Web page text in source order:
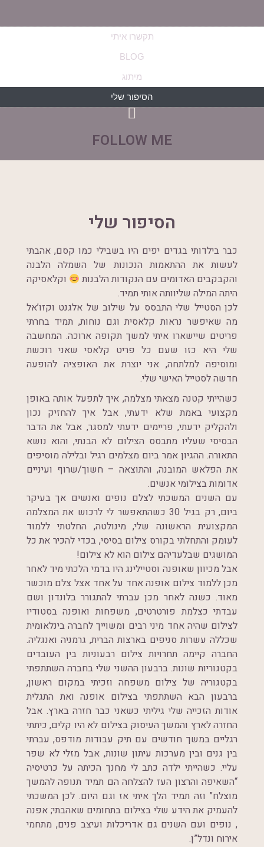
תקשרו איתי
BLOG
מיתוג
הסיפור שלי
FOLLOW ME
הסיפור שלי
כבר בילדותי בגדים יפים היו בשבילי כמו קסם, אהבתי
לעשות את ההתאמות הנכונות של השמלה הלבנה
והקבקבים האדומים עם הנקודות הלבנות
וקלאסיקה
היתה המילה שליוותה אותי תמיד.
לכן הסטייל שלי התבסס על שילוב של אלגנט וקזו’אל
מה שאיפשר נראות קלאסית וגם נוחות, תמיד בחרתי
פריטים שיישארו איתי למשך תקופה ארוכה. המחשבה
שלי היא כזו שעם כל פריט קלאסי שאני רוכשת
ומוסיפה למלתחה, אני יוצרת את האופציה להופעה
חדשה לסטייל האישי שלי.
כשהייתי קטנה מצאתי מצלמה, איך לתפעל אותה באופן
מקצועי באמת שלא ידעתי, אבל איך להחזיק נכון
ולהקליק ידעתי, פריימים ידעתי למסגר, אבל את הדבר
הבסיסי שעליו מתבסס הצילום לא הבנתי, והוא נושא
התאורה. ההגיון אמר ביום מצלמים רגיל ובלילה מוסיפים
את הפלאש המובנה, והתוצאה – חשוך/שרוף ועיניים
אדומות בצילומי אנשים.
עם השנים המשכתי לצלם נופים ואנשים אך בעיקר
ביום, רק בגיל 30 כשהתאפשר לי לרכוש את המצלמה
המקצועית הראשונה שלי, מינולטה, החלטתי ללמוד
לעומק והתחלתי בקורס צילום בסיסי, בכדי להכיר את כל
המושגים שבלעדיהם צילום הוא לא צילום!
אבל מכיוון שאופנה וסטיילינג היו בדמי הלכתי מיד לאחר
מכן ללמוד צילום אופנה אחד על אחד אצל צלם מוכשר
מאוד. כשנה לאחר מכן עברתי להתגורר בלונדון ושם
עבדתי כצלמת פורטרטים, משפחות ואופנה בסטודיו
לצילום שהיה אחד מיני רבים ומשוייך לחברה בינלאומית
שכללה עשרות סניפים בארצות הברית, גרמניה ואנגליה.
החברה קיימה תחרויות צילום רבעוניות בין העובדים
בקטגוריות שונות. ברבעון ההשני שלי בחברה השתתפתי
בקטגוריה של צילום משפחה וזכיתי במקום ראשון,
ברבעון הבא השתתפתי בצילום אופנה ואת התגלית
אודות הזכייה שלי גיליתי כשאני כבר חזרה בארץ. אבל
החזרה לארץ והמשך העיסוק בצילום לא היו קלים, כיתתי
רגליים במשך חודשים עם תיק עבודות מודפס, עברתי
בין גנים ובין מערכות עיתון שונות, אבל מזלי לא שפר
עליי. כשהייתי ילדה כתב לי מחנך הכיתה על כרטיסיה
“השאיפה והרצון העז להצלחה הם תמיד תנופה להמשך
מוצלח” וזה תמיד הלך איתי אז וגם היום. לכן המשכתי
להעמיק את הידע שלי בצילום בתחומים שאהבתי; אפנה
, נופים ועם השנים גם אדריכלות ועיצב פנים, מתחמי
אירוח ונדל”ן.